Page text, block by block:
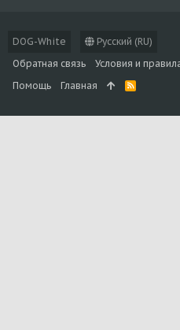
DOG-White
Русский (RU)
Обратная связь
Условия и
Помощь
Главная
R